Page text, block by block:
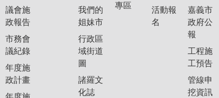
議會施
政報告
市務會
議紀錄
年度施
政計畫
我們的
姐妹市
行政區
域街道
圖
諸羅文
化誌
專區
活動報
名
嘉義市
政府公
報
工程施
工預告
管線申
挖資訊